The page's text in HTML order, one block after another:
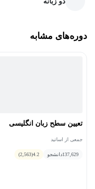
دوره‌های مشابه
تعیین سطح زبان انگلیسی
جمعی از اساتید
137,629دانشجو 4.2
(2,563)